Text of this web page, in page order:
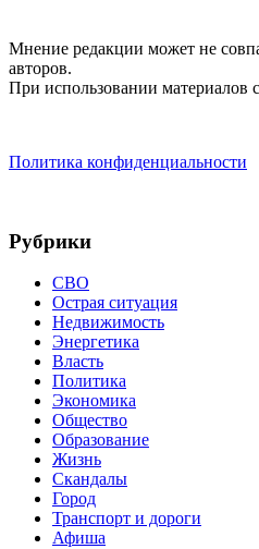
Мнение редакции может не
авторов.
При использовании материалов
Политика конфиденциальности
Рубрики
СВО
Острая ситуация
Недвижимость
Энергетика
Власть
Политика
Экономика
Общество
Образование
Жизнь
Скандалы
Город
Транспорт и дороги
Афиша